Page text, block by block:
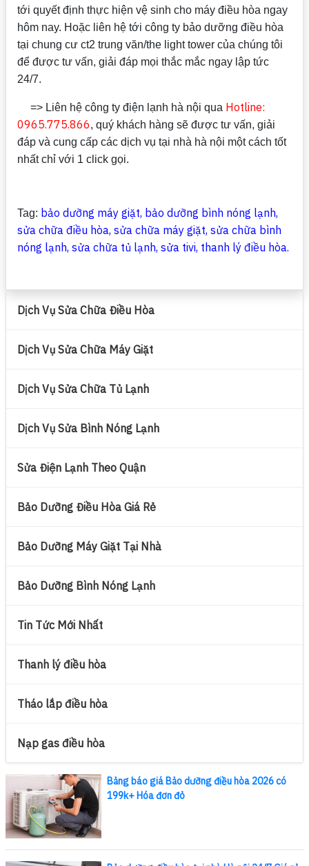
tới quyết định thực hiện vệ sinh cho máy điều hòa ngay
hôm nay. Hoặc liên hệ tới công ty bảo dưỡng điều hòa
tại chung cư ct2 trung văn/the light tower của chúng tôi
để được tư vấn, giải đáp mọi thắc mắc ngay lập tức
24/7.
=> Liên hệ công ty điện lạnh hà nội qua Hotline:
0965.775.866, quý khách hàng sẽ được tư vấn, giải
đáp và cung cấp các dịch vụ tại nhà hà nội một cách tốt
nhất chỉ với 1 click gọi.
Tag: bảo dưỡng máy giặt, bảo dưỡng bình nóng lạnh,
sửa chữa điều hòa, sửa chữa máy giặt, sửa chữa bình
nóng lạnh, sửa chữa tủ lạnh, sửa tivi, thanh lý điều hòa.
Dịch Vụ Sửa Chữa Điều Hòa
Dịch Vụ Sửa Chữa Máy Giặt
Dịch Vụ Sửa Chữa Tủ Lạnh
Dịch Vụ Sửa Bình Nóng Lạnh
Sửa Điện Lạnh Theo Quận
Bảo Dưỡng Điều Hòa Giá Rẻ
Bảo Dưỡng Máy Giặt Tại Nhà
Bảo Dưỡng Bình Nóng Lạnh
Tin Tức Mới Nhất
Thanh lý điều hòa
Tháo lắp điều hòa
Nạp gas điều hòa
Bảng báo giá Bảo dưỡng điều hòa 2026 có
199k+ Hóa đơn đỏ